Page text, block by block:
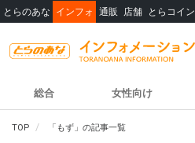
とらのあな インフォ 通販 店舗 とらコイン
総合 女性向け
TOP 「もず」の記事一覧